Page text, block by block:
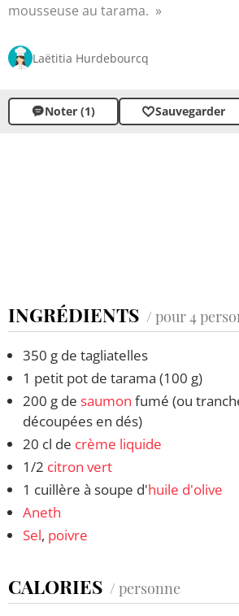
mousseuse au tarama.
Laëtitia Hurdebourcq
Noter (1) Sauvegarder
INGRÉDIENTS / pour 4
350 g de tagliatelles
1 petit pot de tarama (100 g)
200 g de saumon fumé (ou
découpées en dés)
20 cl de crème liquide
1/2 citron vert
1 cuillère à soupe d'huile d'olive
Aneth
Sel, poivre
CALORIES / personne